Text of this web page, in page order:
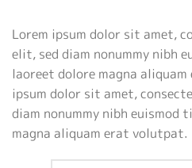
Lorem ipsum dolor sit amet,
elit, sed diam nonummy nibh
laoreet dolore magna
ipsum dolor sit amet,
diam nonummy nibh
magna aliquam erat volutpat.